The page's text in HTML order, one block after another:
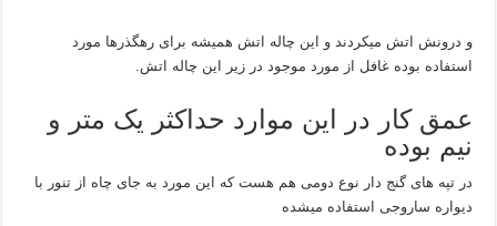
و درونش اتش میکردند و این چاله اتش همیشه برای رهگذرها مورد
استفاده بوده غافل از مورد موجود در زیر این چاله اتش.
عمق کار در این موارد حداکثر یک متر و
نیم بوده
در تپه های گنج دار نوع دومی هم هست که این مورد به جای چاه از تنور با
دیواره ساروجی استفاده میشده